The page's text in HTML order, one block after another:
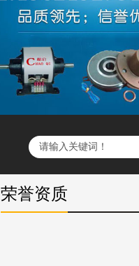
荣誉资质